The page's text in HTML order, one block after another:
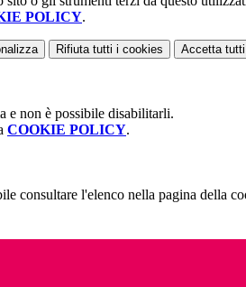
POLICY.
Rifiuta tutti i cookies Accetta tutti
e non è possibile disabilitarli.
COOKIE POLICY.
consultare l'elenco nella pagina della